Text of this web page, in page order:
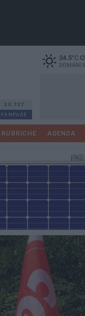
30.727
FANPAGE
34.5°C
DOMANI
RUBRICHE AGENDA